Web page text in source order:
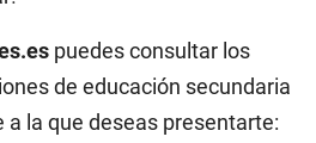
puedes consultar los
de educación secundaria
a la que deseas presentarte: